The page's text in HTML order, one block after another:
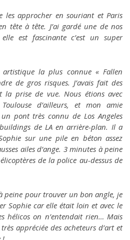
les approcher en souriant et Paris
tête à tête. J’ai gardé une de nos
est fascinante c’est un super
la plus connue « Fallen
de gros risques. J’avais fait des
la prise de vue. Nous étions avec
d’ailleurs, et mon amie
pont très connu de Los Angeles
de LA en arrière-plan. Il a
sur une pile en béton assez
ailes d’ange. 3 minutes à peine
de la police au-dessus de
peine pour trouver un bon angle, je
Sophie car elle était loin et avec le
hélicos on n’entendait rien… Mais
appréciée des acheteurs d’art et